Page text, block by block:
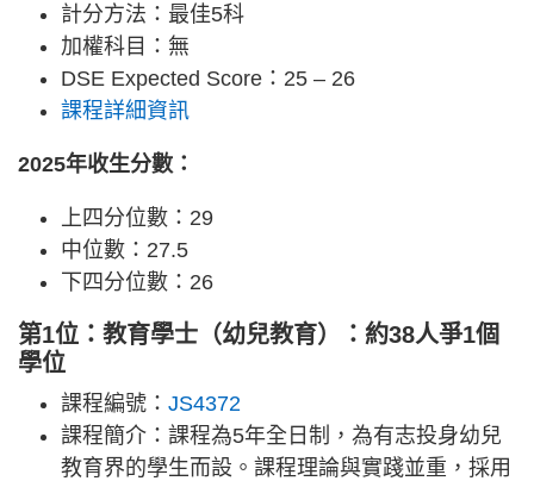
計分方法：最佳5科
加權科目：無
DSE Expected Score：25 – 26
課程詳細資訊
2025年收生分數：
上四分位數：29
中位數：27.5
下四分位數：26
第1位：教育學士（幼兒教育）：約38人爭1個
學位
課程編號： JS4372
課程簡介：課程為5年全日制，為有志投身幼兒
教育界的學生而設。課程理論與實踐並重，採用